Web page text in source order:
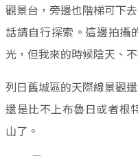
觀景台，旁邊也階梯可下
話請自行探索。這邊拍攝
光，但我來的時候陰天、
列日舊城區的天際線景觀
還是比不上布魯日或者根
山了。